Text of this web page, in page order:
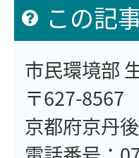
この記
市民環境部
〒627-8567
京都府京丹